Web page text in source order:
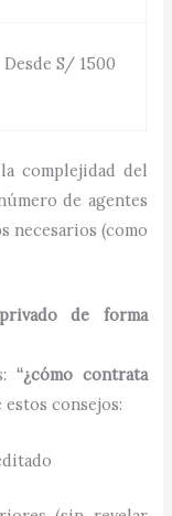
Desde S/ 1500
complejidad del
de agentes
necesarios (como
de forma
“¿cómo contrata
estos consejos: